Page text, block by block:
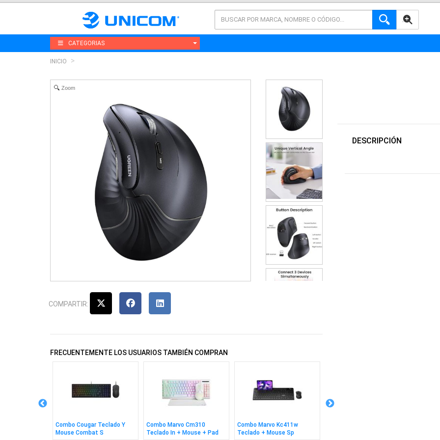
AVANZADA
CATEGORIAS
INICIO
Zoom
COMPARTIR:
FRECUENTEMENTE LOS USUARIOS TAMBIÉN COMPRAN
Combo Cougar Teclado Y
Mouse Combat S
Combo Marvo Cm310
Teclado In + Mouse + Pad
Combo Marvo Kc411w
Teclado + Mouse Sp
DESCRIPCIÓN